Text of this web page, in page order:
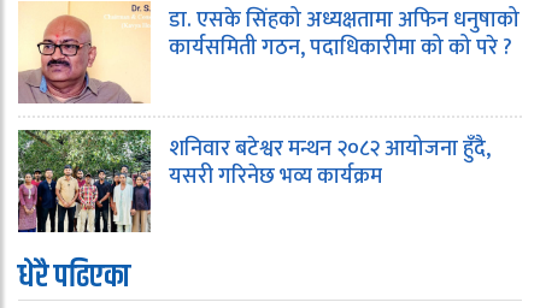
डा. एसके सिंहको अध्यक्षतामा अफिन धनुषाको
कार्यसमिती गठन, पदाधिकारीमा को को परे ?
शनिवार बटेश्वर मन्थन २०८२ आयोजना हुँदै,
यसरी गरिनेछ भव्य कार्यक्रम
धेरै पढिएका